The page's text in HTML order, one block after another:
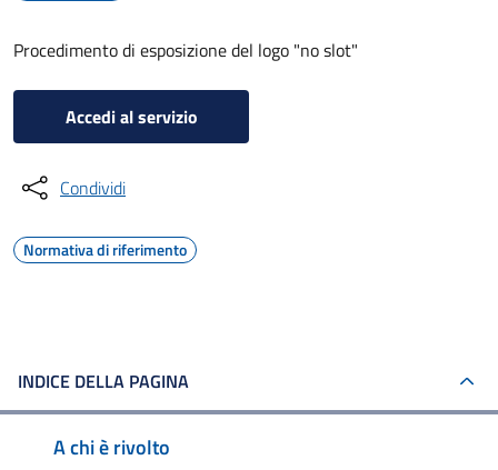
Procedimento di esposizione del logo "no slot"
Accedi al servizio
Condividi
Normativa di riferimento
INDICE DELLA PAGINA
A chi è rivolto